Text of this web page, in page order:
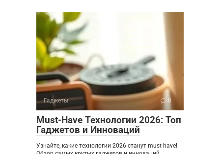
Гаджеты 0
Must-Have Технологии 2026: Топ
Гаджетов и Инноваций
Узнайте, какие технологии 2026 станут must-have!